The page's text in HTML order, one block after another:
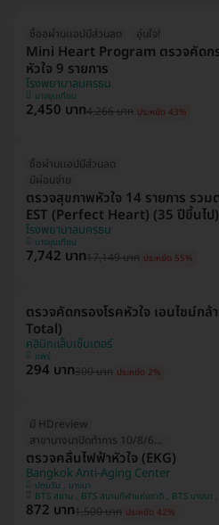
ซื้ออผ่านเเอปมีส่วนลด อุ่นใจ!
Mini Heart Program ตรวจคัดกร
หัวใจ 9 รายการ
โรงพยาบาลนครธน
บางขุนเทียน
2,450 บาท4,266 บาท ประหยัด 43%
ซื้อผ่านเเอปมีส่วนลด
มีผ่อนจ่าย
ตรวจสุขภาพหัวใจ 14 รายการ รวม
EST (Perfect Heart) (35 ปีขึ้นไป)
โรงพยาบาลนครธน
บางขุนเทียน
7,742 บาท17,149 บาท ประหยัด 55%
ตรวจคัดกรองโรคหัวใจ เอนไซม์กล้
Total)
คลินิกแล็บเซ็นเตอร์
แพร่
294 บาท300 บาท ประหยัด 2%
มี HDreview
สาขาบางนาปิดทำการ 10/8/69 (1วัน)
ตรวจคลื่นไฟฟ้าหัวใจ (EKG)
Bangkok Anti-Aging Center
ปทุมวัน , บางนา
872 บาท1,500 บาท ประหยัด 42%